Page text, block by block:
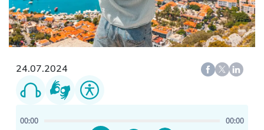
24.07.2024
00:00 00:00